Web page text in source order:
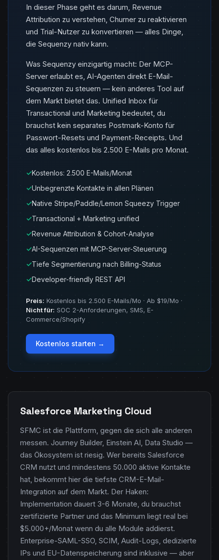
In dieser Phase geht es darum, Revenue
Attribution zu verstehen, Churner zu reaktivieren
und Trial-Nutzer zu konvertieren — alles Dinge,
die Sequenzy nativ kann.
Was Sequenzy einzigartig macht: Der MCP-
Server erlaubt es, AI-Agenten direkt E-Mail-
Sequenzen zu steuern — kein anderes Tool auf
dem Markt bietet das. Unified Inbox für
Transactional und Marketing bedeutet, du
brauchst kein separates Postmark-Konto für
Passwort-Resets und Payment-Receipts. Und
das alles kostenlos bis 2.500 E-Mails pro Monat.
✓Kostenlos: 2.500 E-Mails/Monat
✓Unbegrenzte Kontakte in allen Plänen
✓Native Stripe/Paddle/Lemon Squeezy Trigger
✓Transactional + Marketing unified
✓Revenue Attribution & Cohort-Analyse
✓AI-Sequenzen mit MCP-Server-Steuerung
✓Tiefe Segmentierung nach Billing-Status
✓Developer-friendly REST API
Preis: Kostenlos bis 2.500 E-Mails/Mo · Ab $19/Mo ·
Nicht für: SOC 2-Anforderungen, SMS, E-
Commerce/Shopify
Kostenlos starten →
Salesforce Marketing Cloud
SFMC ist die Plattform, gegen die sich alle anderen
messen. Journey Builder, Einstein AI, Data Studio —
das Ökosystem ist riesig. Wer bereits Salesforce
CRM nutzt und mindestens 50.000 aktive Kontakte
hat, bekommt hier die tiefste CRM-E-Mail-
Integration auf dem Markt. Der Haken:
Implementation dauert 3-6 Monate, du brauchst
zertifizierte Partner und das Minimum liegt real bei
$5.000+/Monat wenn du alle Module addierst.
Enterprise-SAML-SSO, SCIM, Audit-Logs, dedizierte
IPs und EU-Datenspeicherung sind inklusive — aber